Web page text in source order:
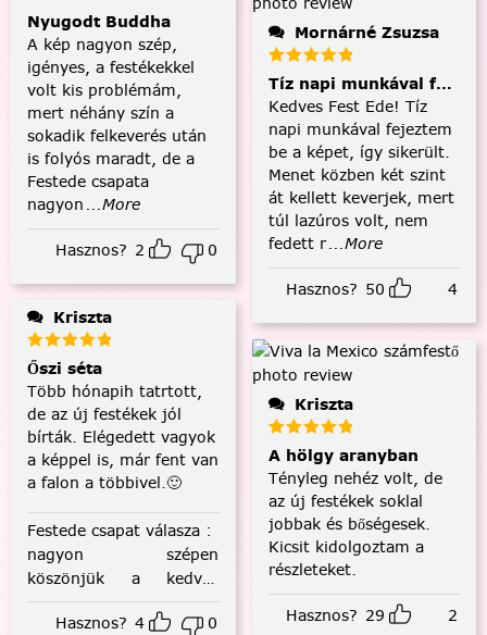
Nyugodt Buddha
A kép nagyon szép,
igényes, a festékekkel
volt kis problémám,
mert néhány szín a
sokadik felkeverés után
is folyós maradt, de a
Festede csapata
nagyon ...More
Hasznos? 2 0
Kriszta
Őszi séta
Több hónapih tatrtott,
de az új festékek jól
bírták. Elégedett vagyok
a képpel is, már fent van
a falon a többivel.🙂
Festede csapat válasza :
nagyon szépen
köszönjük a kedves
visszajelzést! :)
Hasznos? 4 0
Mornárné Zsuzsa
Tíz napi munkával
Kedves Fest Ede! Tíz
napi munkával fejeztem
be a képet, így sikerült.
Menet közben két szint
át kellett keverjek, mert
túl lazúros volt, nem
fedett r...More
Hasznos? 50 4
Kriszta
A hölgy aranyban
Tényleg nehéz volt, de
az új festékek soklal
jobbak és bőségesek.
Kicsit kidolgoztam a
részleteket.
Hasznos? 29 2